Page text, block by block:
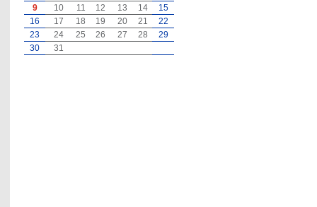
9
10 11 12 13 14
15
16
17 18 19 20 21
22
23
24 25 26 27 28
29
30
31